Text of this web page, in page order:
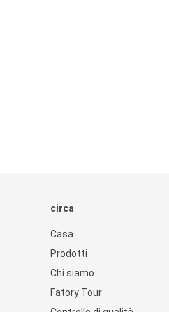
circa
Casa
Prodotti
Chi siamo
Fatory Tour